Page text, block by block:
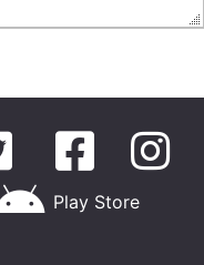
Play Store